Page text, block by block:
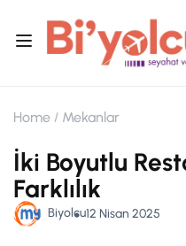
Home Mekanlar
İki Boyutlu
Farklılık
Biyolcu12 Nisan 2025